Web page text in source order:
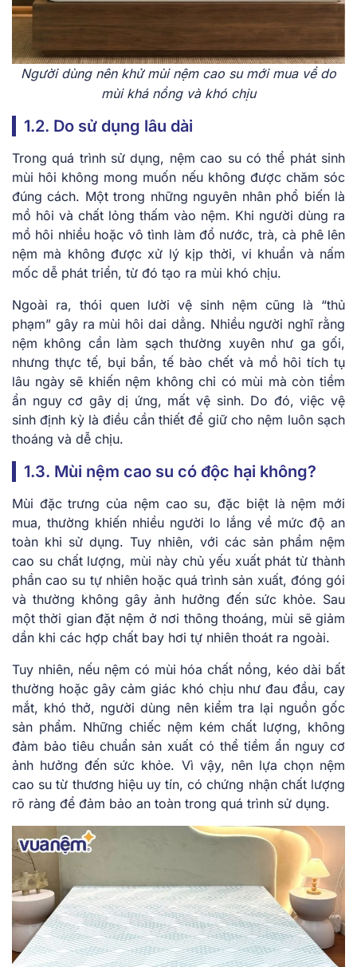
Người dùng nên khử mùi nệm cao su mới mua về do
mùi khá nồng và khó chịu
1.2. Do sử dụng lâu dài
Trong quá trình sử dụng, nệm cao su có thể phát sinh
mùi hôi không mong muốn nếu không được chăm sóc
đúng cách. Một trong những nguyên nhân phổ biến là
mồ hôi và chất lỏng thấm vào nệm. Khi người dùng ra
mồ hôi nhiều hoặc vô tình làm đổ nước, trà, cà phê lên
nệm mà không được xử lý kịp thời, vi khuẩn và nấm
mốc dễ phát triển, từ đó tạo ra mùi khó chịu.
Ngoài ra, thói quen lười vệ sinh nệm cũng là “thủ
phạm” gây ra mùi hôi dai dẳng. Nhiều người nghĩ rằng
nệm không cần làm sạch thường xuyên như ga gối,
nhưng thực tế, bụi bẩn, tế bào chết và mồ hôi tích tụ
lâu ngày sẽ khiến nệm không chỉ có mùi mà còn tiềm
ẩn nguy cơ gây dị ứng, mất vệ sinh. Do đó, việc vệ
sinh định kỳ là điều cần thiết để giữ cho nệm luôn sạch
thoáng và dễ chịu.
1.3. Mùi nệm cao su có độc hại không?
Mùi đặc trưng của nệm cao su, đặc biệt là nệm mới
mua, thường khiến nhiều người lo lắng về mức độ an
toàn khi sử dụng. Tuy nhiên, với các sản phẩm nệm
cao su chất lượng, mùi này chủ yếu xuất phát từ thành
phần cao su tự nhiên hoặc quá trình sản xuất, đóng gói
và thường không gây ảnh hưởng đến sức khỏe. Sau
một thời gian đặt nệm ở nơi thông thoáng, mùi sẽ giảm
dần khi các hợp chất bay hơi tự nhiên thoát ra ngoài.
Tuy nhiên, nếu nệm có mùi hóa chất nồng, kéo dài bất
thường hoặc gây cảm giác khó chịu như đau đầu, cay
mắt, khó thở, người dùng nên kiểm tra lại nguồn gốc
sản phẩm. Những chiếc nệm kém chất lượng, không
đảm bảo tiêu chuẩn sản xuất có thể tiềm ẩn nguy cơ
ảnh hưởng đến sức khỏe. Vì vậy, nên lựa chọn nệm
cao su từ thương hiệu uy tín, có chứng nhận chất lượng
rõ ràng để đảm bảo an toàn trong quá trình sử dụng.